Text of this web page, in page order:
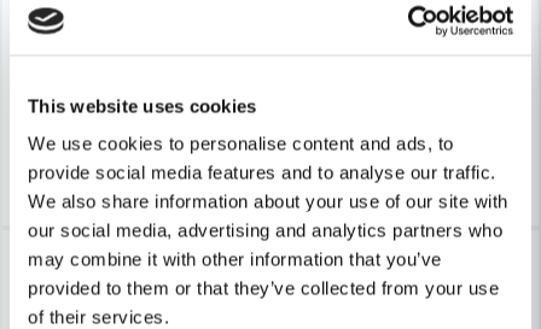
This website uses cookies
We use cookies to personalise content and ads, to
provide social media features and to analyse our traffic.
We also share information about your use of our site with
our social media, advertising and analytics partners who
may combine it with other information that you’ve
provided to them or that they’ve collected from your use
of their services.
Makita Hyvelkniv HSS 82mm 2 st
189 kr
154 kr
Köp
DeWalt Kniv HSS
Köp
-32% -9%